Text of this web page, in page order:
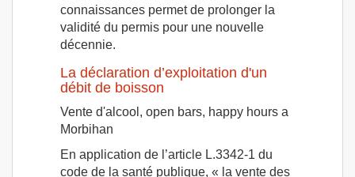
connaissances permet de prolonger la
validité du permis pour une nouvelle
décennie.
La déclaration d’exploitation d'un
débit de boisson
Vente d'alcool, open bars, happy hours a
Morbihan
En application de l’article L.3342-1 du
code de la santé publique, « la vente des